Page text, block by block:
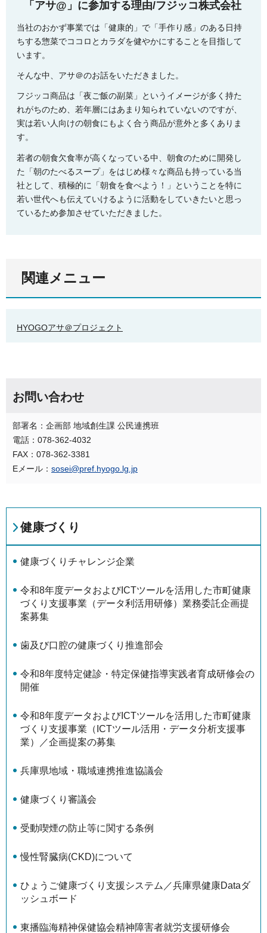
「アサ@」に参加する理由/フジッコ株式会社
当社のおかず事業では「健康的」で「手作り感」のある日持
ちする惣菜でココロとカラダを健やかにすることを目指して
います。
そんな中、アサ＠のお話をいただきました。
フジッコ商品は「夜ご飯の副菜」というイメージが多く持た
れがちのため、若年層にはあまり知られていないのですが、
実は若い人向けの朝食にもよく合う商品が意外と多くありま
す。
若者の朝食欠食率が高くなっている中、朝食のために開発し
た「朝のたべるスープ」をはじめ様々な商品も持っている当
社として、積極的に「朝食を食べよう！」ということを特に
若い世代へも伝えていけるように活動をしていきたいと思っ
ているため参加させていただきました。
関連メニュー
HYOGOアサ＠プロジェクト
お問い合わせ
部署名：企画部 地域創生課 公民連携班
電話：078-362-4032
FAX：078-362-3381
Eメール： sosei@pref.hyogo.lg.jp
健康づくり
健康づくりチャレンジ企業
令和8年度データおよびICTツールを活用した市町健康
づくり支援事業（データ利活用研修）業務委託企画提
案募集
歯及び口腔の健康づくり推進部会
令和8年度特定健診・特定保健指導実践者育成研修会の
開催
令和8年度データおよびICTツールを活用した市町健康
づくり支援事業（ICTツール活用・データ分析支援事
業）／企画提案の募集
兵庫県地域・職域連携推進協議会
健康づくり審議会
受動喫煙の防止等に関する条例
慢性腎臓病(CKD)について
ひょうご健康づくり支援システム／兵庫県健康Dataダ
ッシュボード
東播臨海精神保健協会精神障害者就労支援研修会